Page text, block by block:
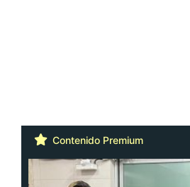
Contenido Premium